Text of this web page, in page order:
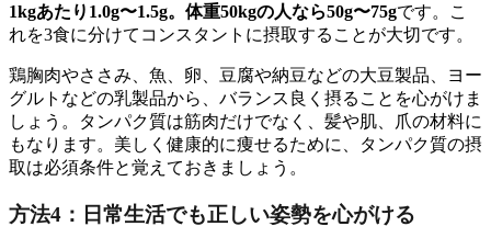
1kgあたり1.0g〜1.5g。体重50kgの人なら50g〜75gです。こ
れを3食に分けてコンスタントに摂取することが大切です。
鶏胸肉やささみ、魚、卵、豆腐や納豆などの大豆製品、ヨー
グルトなどの乳製品から、バランス良く摂ることを心がけま
しょう。タンパク質は筋肉だけでなく、髪や肌、爪の材料に
もなります。美しく健康的に痩せるために、タンパク質の摂
取は必須条件と覚えておきましょう。
方法4：日常生活でも正しい姿勢を心がける